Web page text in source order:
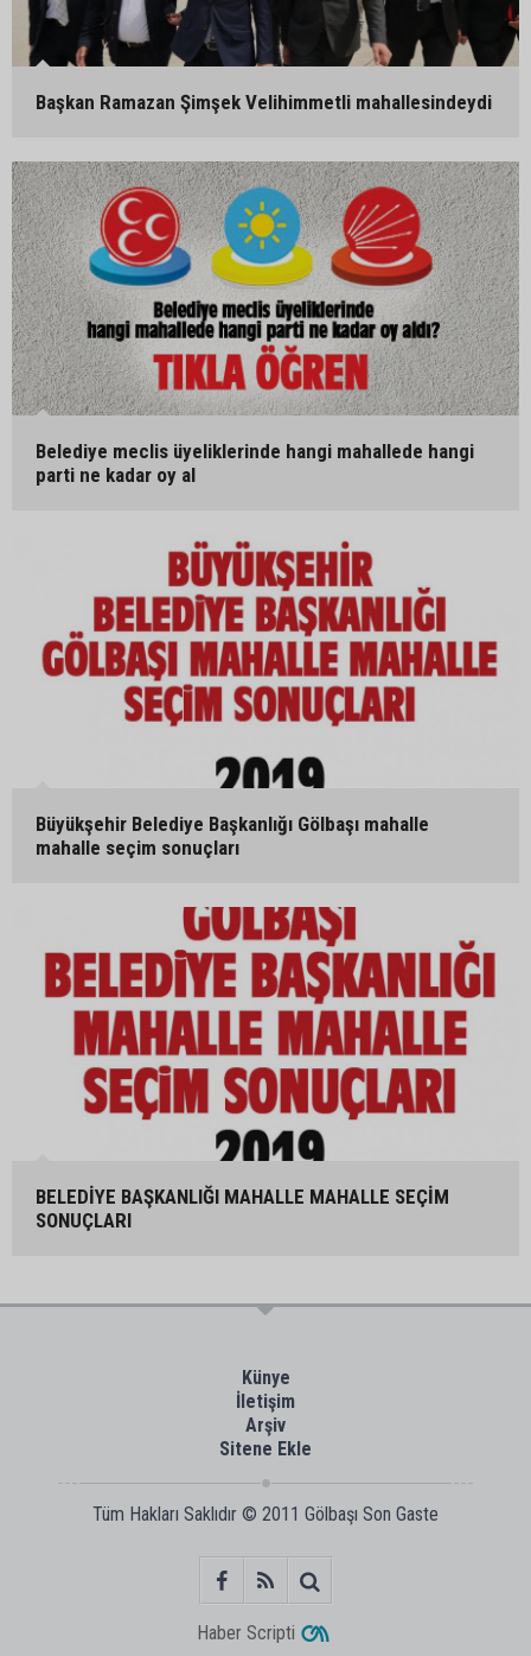
Başkan Ramazan Şimşek Velihimmetli mahallesindeydi
Belediye meclis üyeliklerinde hangi mahallede hangi
parti ne kadar oy al
Büyükşehir Belediye Başkanlığı Gölbaşı mahalle
mahalle seçim sonuçları
BELEDİYE BAŞKANLIĞI MAHALLE MAHALLE SEÇİM
SONUÇLARI
Künye
İletişim
Arşiv
Sitene Ekle
Tüm Hakları Saklıdır © 2011 Gölbaşı Son Gaste
Haber Scripti